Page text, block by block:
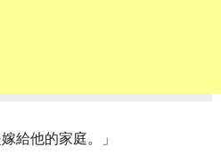
給他的家庭。」